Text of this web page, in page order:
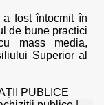
a fost întocmit în
de bune practici
mass media,
Superior al
PUBLICE